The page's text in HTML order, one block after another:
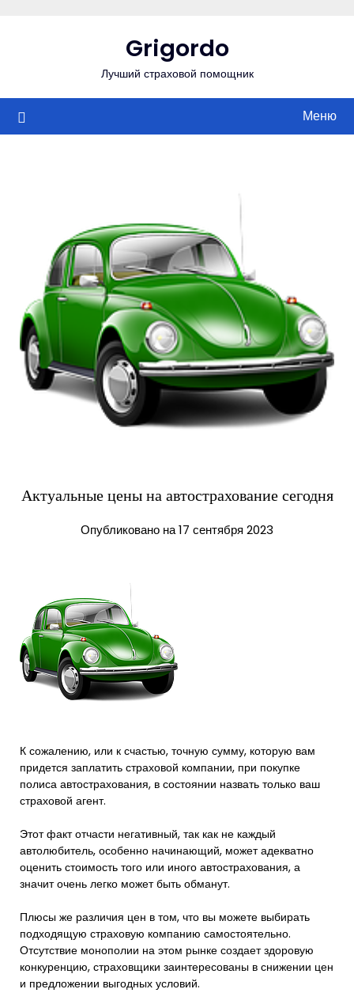
Grigordo
Лучший страховой помощник
Меню
Актуальные цены на автострахование сегодня
Опубликовано на 17 сентября 2023
К сожалению, или к счастью, точную сумму, которую вам
придется заплатить страховой компании, при покупке
полиса автострахования, в состоянии назвать только ваш
страховой агент.
Этот факт отчасти негативный, так как не каждый
автолюбитель, особенно начинающий, может адекватно
оценить стоимость того или иного автострахования, а
значит очень легко может быть обманут.
Плюсы же различия цен в том, что вы можете выбирать
подходящую страховую компанию самостоятельно.
Отсутствие монополии на этом рынке создает здоровую
конкуренцию, страховщики заинтересованы в снижении цен
и предложении выгодных условий.